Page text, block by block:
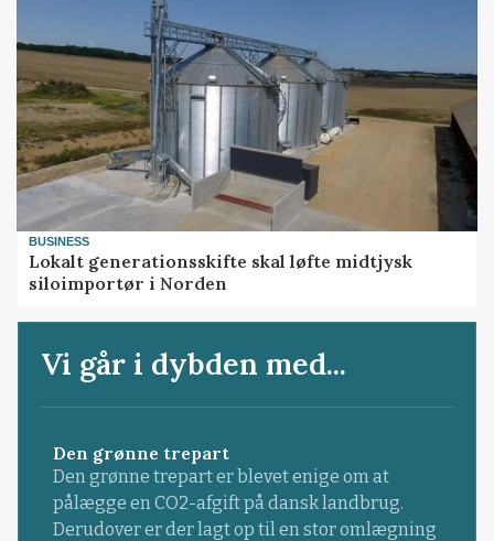
BUSINESS
Lokalt generationsskifte skal løfte midtjysk
siloimportør i Norden
Vi går i dybden med...
Den grønne trepart
Den grønne trepart er blevet enige om at
pålægge en CO2-afgift på dansk landbrug.
Derudover er der lagt op til en stor omlægning